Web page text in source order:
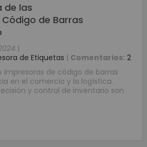
de las
de Barras
|
de Etiquetas | Comentarios: 2
impresoras de código de barras
en el comercio y la logística.
y control de inventario son